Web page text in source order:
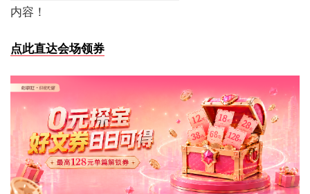
内容！
点此直达会场领券